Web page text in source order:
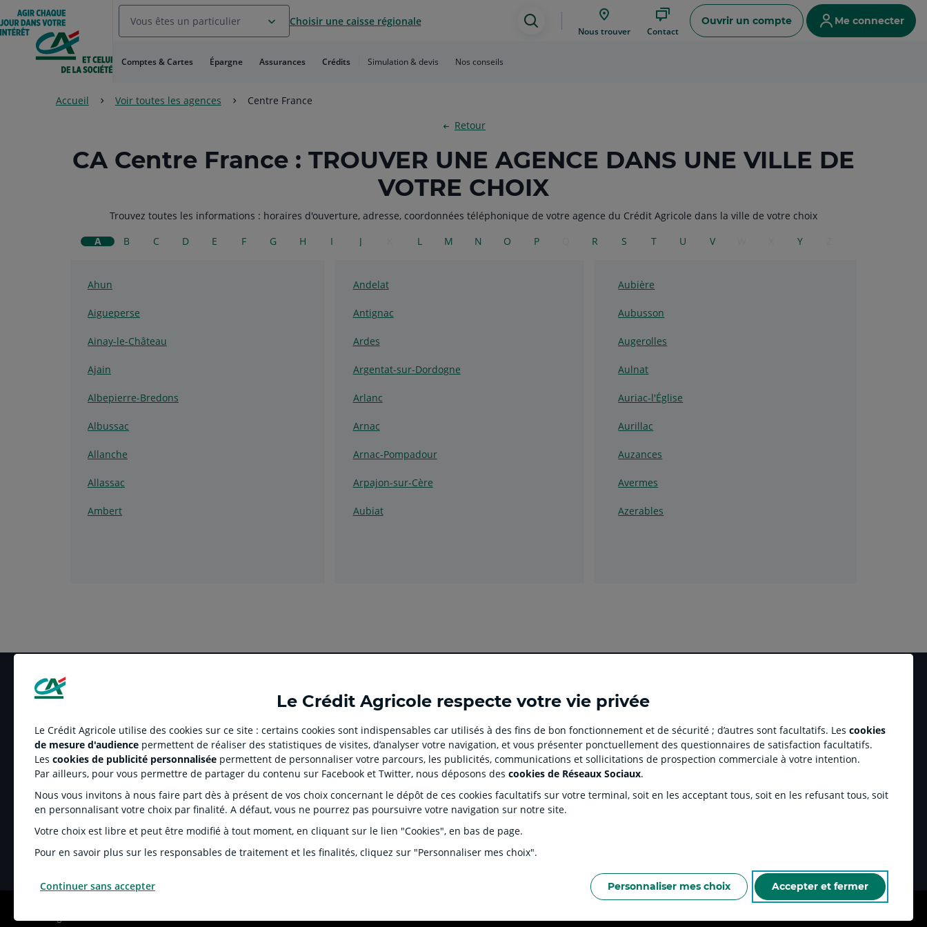
Le Crédit Agricole respecte votre vie privée
Le Crédit Agricole utilise des cookies sur ce site : certains cookies sont indispensables car utilisés à des fins de bon fonctionnement et de sécurité ; d’autres sont facultatifs. Les cookies
de mesure d'audience permettent de réaliser des statistiques de visites, d’analyser votre navigation, et vous présenter ponctuellement des questionnaires de satisfaction facultatifs.
Les cookies de publicité personnalisée permettent de personnaliser votre parcours, les publicités, communications et sollicitations de prospection commerciale à votre intention.
Par ailleurs, pour vous permettre de partager du contenu sur Facebook et Twitter, nous déposons des cookies de Réseaux Sociaux.
Nous vous invitons à nous faire part dès à présent de vos choix concernant le dépôt de ces cookies facultatifs sur votre terminal, soit en les acceptant tous, soit en les refusant tous, soit
en personnalisant votre choix par finalité. A défaut, vous ne pourrez pas poursuivre votre navigation sur notre site.
Votre choix est libre et peut être modifié à tout moment, en cliquant sur le lien "Cookies", en bas de page.
Pour en savoir plus sur les responsables de traitement et les finalités, cliquez sur "Personnaliser mes choix".
Personnaliser mes choix Accepter et fermer
Continuer sans accepter
Aller
au
Menu
Aller au
Contenu
Vous êtes un particulier Choisir une caisse régionale
Assistance
Nous trouver Contact
Ouvrir un compte Me connecter
Comptes & Cartes Épargne Assurances Crédits Simulation & devis Nos conseils
Accueil Voir toutes les agences
Centre France
Retour
CA Centre France : TROUVER UNE AGENCE DANS UNE VILLE DE
VOTRE CHOIX
Trouvez toutes les informations : horaires d'ouverture, adresse, coordonnées téléphonique de votre agence du Crédit Agricole dans la ville de votre choix
A
B C D E F G H I J L M N O P R S T U V Y
Ahun
Aigueperse
Ainay-le-Château
Ajain
Albepierre-Bredons
Albussac
Allanche
Allassac
Ambert
Andelat
Antignac
Ardes
Argentat-sur-Dordogne
Arlanc
Arnac
Arnac-Pompadour
Arpajon-sur-Cère
Aubiat
Aubière
Aubusson
Augerolles
Aulnat
Auriac-l'Église
Aurillac
Auzances
Avermes
Azerables
Ouvert
dans
un
nouvel
onglet
:
aller
sur
la
page
facebook
(
dans
un
nouvel
onglet
:
Aller
sur
la
page
instagram
Master
Ouvert
dans
un
nouvel
onglet
:
aller
sur
la
page
youtube
(
Ouvert
dans
un
nouvel
onglet
:
aller
sur
page
twitter
(
Ouvert
dans
un
nouvel
onglet
:
Aller
sur
Agricole
Master
LE CREDIT AGRICOLE
Banque coopérative
Charte éthique
Groupe Crédit Agricole
Recrutement
RELATION BANQUE CLIENT
Réclamation et médiation
Informations réglementaires
Fonds de Garantie des Dépôts et de Résolution (FGDR)
Rétractation-Résiliation
SITES SPECIALISES
Prêt immobilier en ligne
Agences immobilières Square
Habitat
Service de télésurveillance
Réseau professionnel Youzful
Partenariats sportifs
Accessibilité numérique du site